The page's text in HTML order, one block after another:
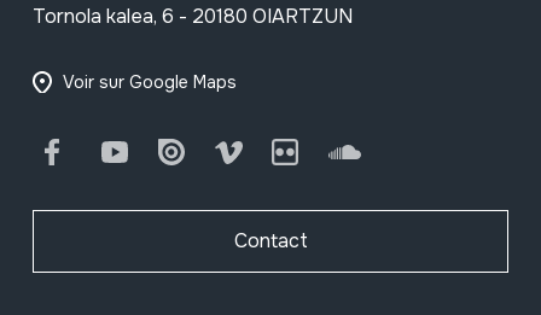
Tornola kalea, 6 - 20180 OIARTZUN
Voir sur Google Maps
FacebookYoutube Issuu Vimeo Flickr SoundCloud
Contact